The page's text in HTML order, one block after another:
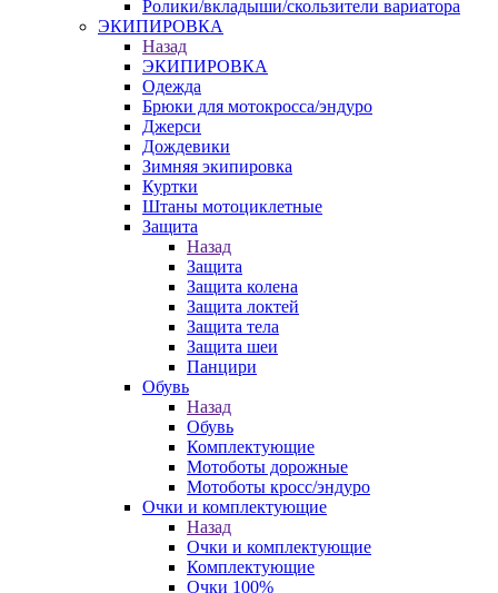
Ролики/вкладыши/скользители вариатора
ЭКИПИРОВКА
Назад
ЭКИПИРОВКА
Одежда
Брюки для мотокросса/эндуро
Джерси
Дождевики
Зимняя экипировка
Куртки
Штаны мотоциклетные
Защита
Назад
Защита
Защита колена
Защита локтей
Защита тела
Защита шеи
Панцири
Обувь
Назад
Обувь
Комплектующие
Мотоботы дорожные
Мотоботы кросс/эндуро
Очки и комплектующие
Назад
Очки и комплектующие
Комплектующие
Очки 100%